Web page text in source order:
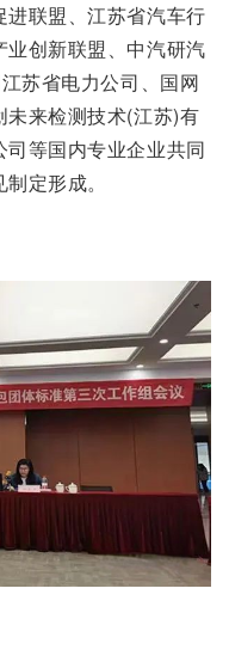
联盟、江苏省汽车行
创新联盟、中汽研汽
苏省电力公司、国网
来检测技术(江苏)有
等国内专业企业共同
定形成。